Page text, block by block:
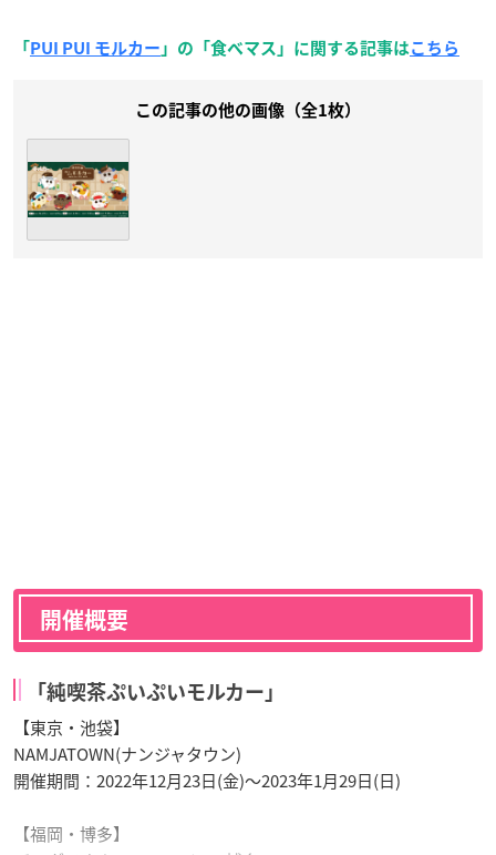
「PUI PUI モルカー 」の「食べマス」に関する記事は こちら
この記事の他の画像（全1枚）
開催概要
「純喫茶ぷいぷいモルカー」
【東京・池袋】
NAMJATOWN(ナンジャタウン)
開催期間：2022年12月23日(金)～2023年1月29日(日)
【福岡・博多】